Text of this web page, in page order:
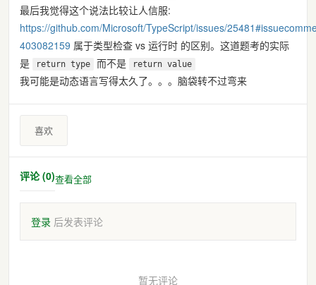
最后我觉得这个说法比较让人信服:
https://github.com/Microsoft/TypeScript/issues/
403082159 属于类型检查 vs 运行时 的区别。这道题考的实际
是
return type 而不是 return value
我可能是动态语言写得太久了。。。脑袋转不过弯来
喜欢
评论 (0)查看全部
登录 后发表评论
暂无评论